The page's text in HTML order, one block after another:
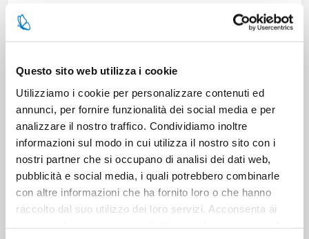
Questo sito web utilizza i cookie
Utilizziamo i cookie per personalizzare contenuti ed
annunci, per fornire funzionalità dei social media e per
analizzare il nostro traffico. Condividiamo inoltre
informazioni sul modo in cui utilizza il nostro sito con i
nostri partner che si occupano di analisi dei dati web,
pubblicità e social media, i quali potrebbero combinarle
con altre informazioni che ha fornito loro o che hanno
raccolto dal suo utilizzo dei loro servizi. Acconsenta ai
SKU:
36 in stock
TECNICAL DATA SHEET (ITALIAN)